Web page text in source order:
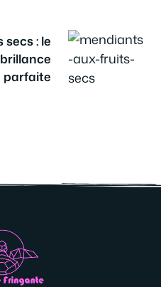
: le
parfaite